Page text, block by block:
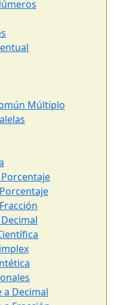
Múltiplo
a Decimal